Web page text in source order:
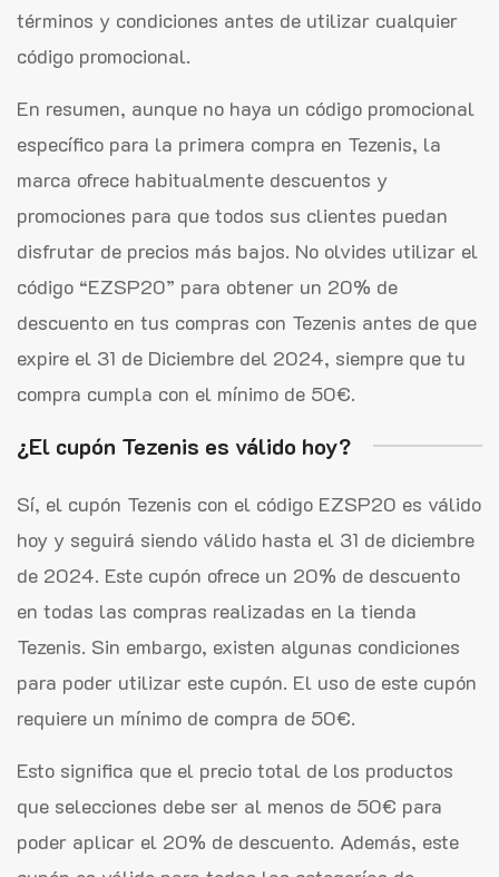
términos y condiciones antes de utilizar cualquier
código promocional.
En resumen, aunque no haya un código promocional
específico para la primera compra en Tezenis, la
marca ofrece habitualmente descuentos y
promociones para que todos sus clientes puedan
disfrutar de precios más bajos. No olvides utilizar el
código “EZSP20” para obtener un 20% de
descuento en tus compras con Tezenis antes de que
expire el 31 de Diciembre del 2024, siempre que tu
compra cumpla con el mínimo de 50€.
¿El cupón Tezenis es válido hoy?
Sí, el cupón Tezenis con el código EZSP20 es válido
hoy y seguirá siendo válido hasta el 31 de diciembre
de 2024. Este cupón ofrece un 20% de descuento
en todas las compras realizadas en la tienda
Tezenis. Sin embargo, existen algunas condiciones
para poder utilizar este cupón. El uso de este cupón
requiere un mínimo de compra de 50€.
Esto significa que el precio total de los productos
que selecciones debe ser al menos de 50€ para
poder aplicar el 20% de descuento. Además, este